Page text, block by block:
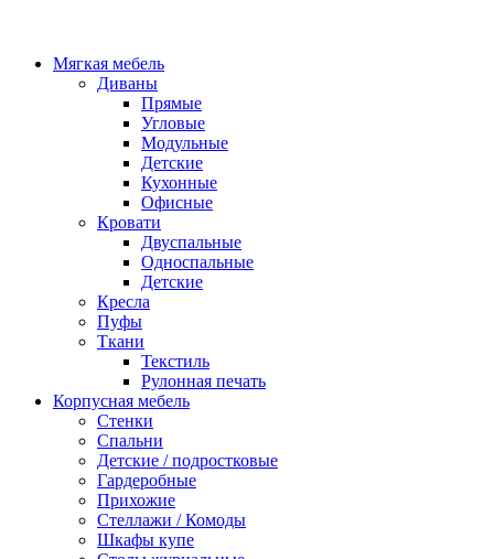
Мягкая мебель
Диваны
Прямые
Угловые
Модульные
Детские
Кухонные
Офисные
Кровати
Двуспальные
Односпальные
Детские
Кресла
Пуфы
Ткани
Текстиль
Рулонная печать
Корпусная мебель
Стенки
Спальни
Детские / подростковые
Гардеробные
Прихожие
Стеллажи / Комоды
Шкафы купе